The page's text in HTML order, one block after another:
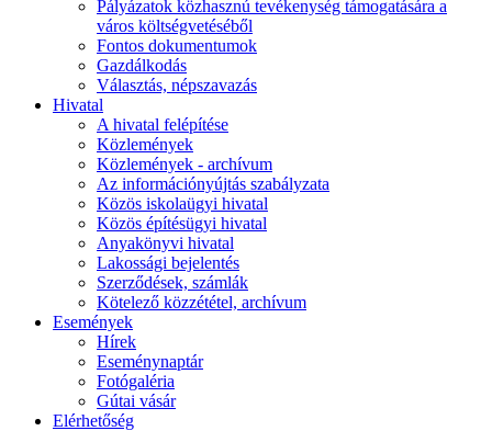
Pályázatok közhasznú tevékenység támogatására a
város költségvetéséből
Fontos dokumentumok
Gazdálkodás
Választás, népszavazás
Hivatal
A hivatal felépítése
Közlemények
Közlemények - archívum
Az információnyújtás szabályzata
Közös iskolaügyi hivatal
Közös építésügyi hivatal
Anyakönyvi hivatal
Lakossági bejelentés
Szerződések, számlák
Kötelező közzététel, archívum
Események
Hírek
Eseménynaptár
Fotógaléria
Gútai vásár
Elérhetőség